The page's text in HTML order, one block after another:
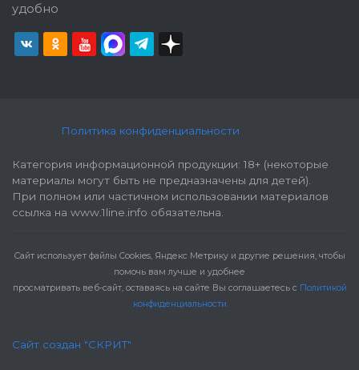
удобно
Политика конфиденциальности
Категория информационной продукции: 18+ (некоторые
материалы могут быть не предназначены для детей).
При полном или частичном использовании материалов
ссылка на www.1line.info обязательна.
Cайт использует файлы Cookies, Яндекс Метрику и другие решения, чтобы
помочь вам лучше и удобнее
просматривать веб-сайт, оставаясь на сайте Вы соглашаетесь с Политикой
конфиденциальности
Сайт создан "СКРИТ"